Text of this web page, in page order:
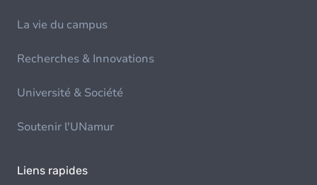
La vie du campus
Recherches & Innovations
Université & Société
Soutenir l'UNamur
Liens rapides